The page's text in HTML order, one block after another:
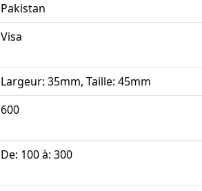
Pakistan
Visa
Largeur: 35mm, Taille: 45mm
600
De: 100 à: 300